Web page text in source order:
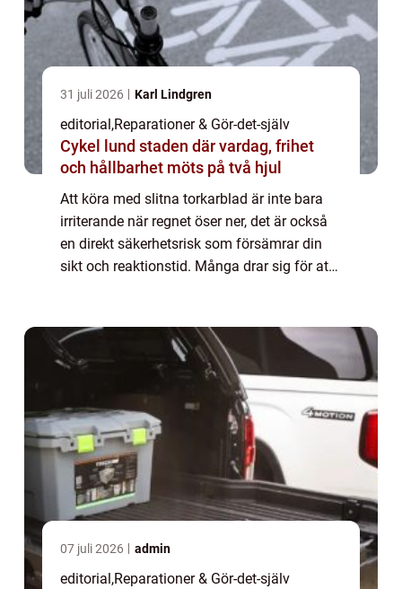
31 juli 2026 Karl Lindgren
editorial,Reparationer & Gör-det-själv
Cykel lund staden där vardag, frihet
och hållbarhet möts på två hjul
Att köra med slitna torkarblad är inte bara
irriterande när regnet öser ner, det är också
en direkt säkerhetsrisk som försämrar din
sikt och reaktionstid. Många drar sig för att
07 juli 2026 admin
editorial,Reparationer & Gör-det-själv